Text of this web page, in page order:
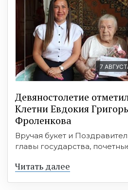
7
Девяностолетие
Клетни Евдокия
Фроленкова
Вручая букет и
главы государства,
Читать далее